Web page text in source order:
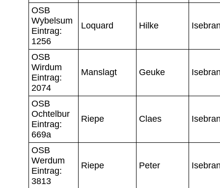
OSB
Wybelsum
Eintrag:
1256
Loquard Hilke
OSB
Wirdum
Eintrag:
2074
Manslagt Geuke
OSB
Ochtelbur
Eintrag:
669a
Riepe Claes
OSB
Werdum
Eintrag:
3813
Riepe Peter